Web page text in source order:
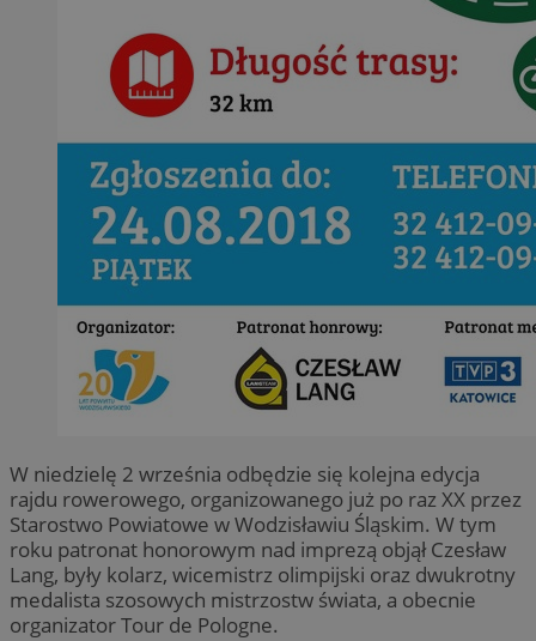
W niedzielę 2 września odbędzie się kolejna edycja
rajdu rowerowego, organizowanego już po raz XX przez
Starostwo Powiatowe w Wodzisławiu Śląskim. W tym
roku patronat honorowym nad imprezą objął Czesław
Lang, były kolarz, wicemistrz olimpijski oraz dwukrotny
medalista szosowych mistrzostw świata, a obecnie
organizator Tour de Pologne.